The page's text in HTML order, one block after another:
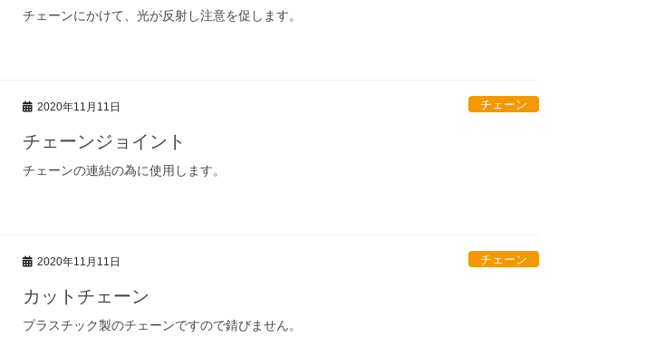
チェーンにかけて、光が反射し注意を促します。
2020年11月11日 チェーン
チェーンジョイント
チェーンの連結の為に使用します。
2020年11月11日 チェーン
カットチェーン
プラスチック製のチェーンですので錆びません。